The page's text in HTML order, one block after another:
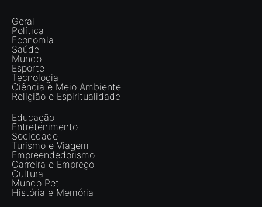
Geral
Política
Economia
Saúde
Mundo
Esporte
Tecnologia
Ciência e Meio Ambiente
Religião e Espiritualidade
Educação
Entretenimento
Sociedade
Turismo e Viagem
Empreendedorismo
Carreira e Emprego
Cultura
Mundo Pet
História e Memória